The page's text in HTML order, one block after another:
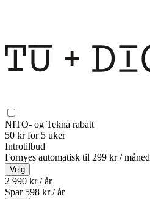
NITO- og Tekna rabatt
50 kr for 5 uker
Introtilbud
Fornyes automatisk til 299 kr / måned
Velg
2 990 kr / år
Spar 598 kr /år